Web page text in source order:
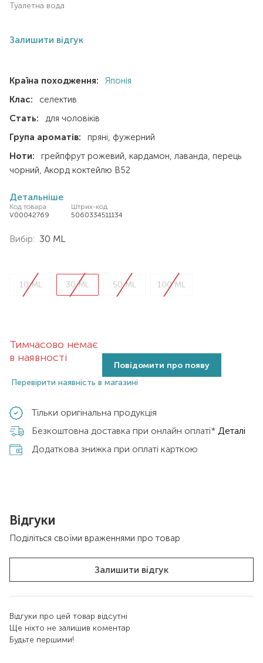
туалетна вода
Залишити відгук
Країна походження:
Японія
Клас:
селектив
Стать:
для чоловіків
Група ароматів:
пряні фужерний
Ноти:
грейпфрут рожевий кардамон лаванда
чорний Акорд коктейлю В52
Детальніше
Код товара
V00042769
Штрих-код
5060334511134
Вибір: 30 ML
10 ML 30 ML 50 ML 100 ML
Тимчасово немає
в наявності
Повідомити про появу
Перевірити наявність в магазині
Тільки оригінальна продукція
Безкоштовна доставка при онлайн оплаті* Деталі
Додаткова знижка при оплаті карткою
Відгуки
Поділіться своїми враженнями про товар
Залишити відгук
Відгуки про цей товар відсутні
Ще ніхто не залишив коментар
Будьте першими!